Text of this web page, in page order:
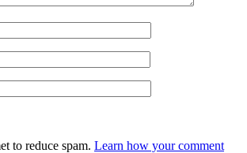
to reduce spam. Learn how your comment